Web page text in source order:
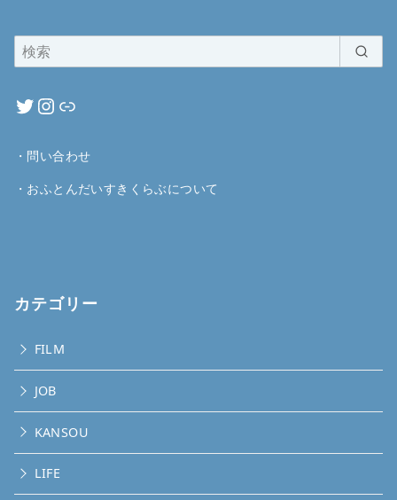
・ 問い合わせ
・ おふとんだいすきくらぶについて
カテゴリー
FILM
JOB
KANSOU
LIFE